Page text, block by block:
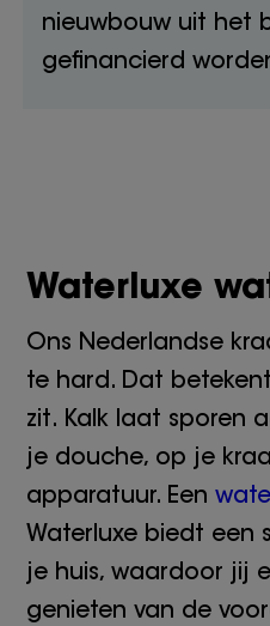
nieuwbouw uit het
gefinancierd
Waterluxe
Ons Nederlandse
te hard. Dat
zit. Kalk laat sporen
je douche, op je
apparatuur. Een
Waterluxe biedt een
je huis, waardoor jij
genieten van de